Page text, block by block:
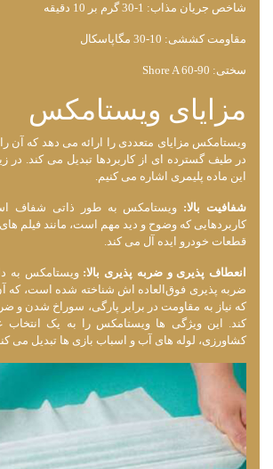
شاخص جریان مذاب: 1-30 گرم بر 10 دقیقه
مقاومت کششی: 10-30 مگاپاسکال
سختی: Shore A 60-90
مزایای ویستامکس
ویستامکس مزایای متعددی را ارائه می ‌دهد که آن
در طیف گسترده ‌ای از کاربردها تبدیل می ‌کند. در
این ماده پلیمری اشاره می کنیم.
شفافیت بالا: ویستامکس به طور ذاتی شفاف
کاربردهایی که وضوح و دید مهم است، مانند فیلم ‌های
قطعات خودرو ایده ‌آل می ‌کند.
انعطاف‌ پذیری و ضربه ‌پذیری بالا: ویستامکس به
ضربه‌ پذیری فوق‌العاده ‌اش شناخته شده است، که آن
که نیاز به مقاومت در برابر پارگی، سوراخ شدن و
‌کند. این ویژگی ‌ها ویستامکس را به یک انتخاب
کشاورزی، لوله‌ های آب و اسباب ‌بازی ‌ها تبدیل می